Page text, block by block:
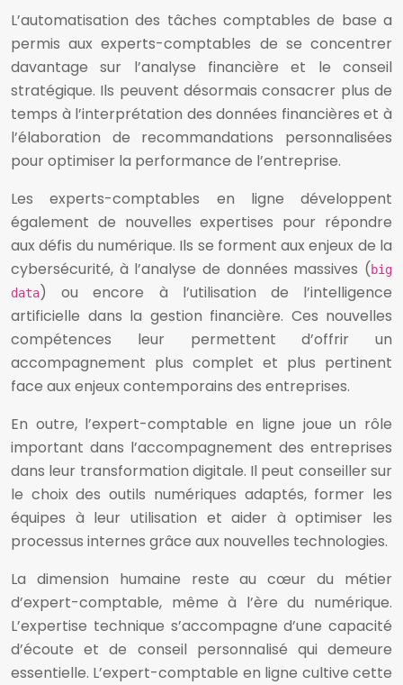
L’automatisation des tâches comptables de base a
permis aux experts-comptables de se concentrer
davantage sur l’analyse financière et le conseil
stratégique. Ils peuvent désormais consacrer plus de
temps à l’interprétation des données financières et à
l’élaboration de recommandations personnalisées
pour optimiser la performance de l’entreprise.
Les experts-comptables en ligne développent
également de nouvelles expertises pour répondre
aux défis du numérique. Ils se forment aux enjeux de la
cybersécurité, à l’analyse de données massives (big
data) ou encore à l’utilisation de l’intelligence
artificielle dans la gestion financière. Ces nouvelles
compétences leur permettent d’offrir un
accompagnement plus complet et plus pertinent
face aux enjeux contemporains des entreprises.
En outre, l’expert-comptable en ligne joue un rôle
important dans l’accompagnement des entreprises
dans leur transformation digitale. Il peut conseiller sur
le choix des outils numériques adaptés, former les
équipes à leur utilisation et aider à optimiser les
processus internes grâce aux nouvelles technologies.
La dimension humaine reste au cœur du métier
d’expert-comptable, même à l’ère du numérique.
L’expertise technique s’accompagne d’une capacité
d’écoute et de conseil personnalisé qui demeure
essentielle. L’expert-comptable en ligne cultive cette